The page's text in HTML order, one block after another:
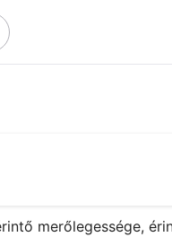
merőlegessége,